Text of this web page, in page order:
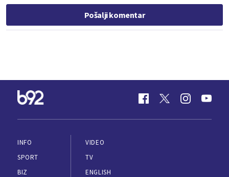
Pošalji komentar
INFO
SPORT
BIZ
VIDEO
TV
ENGLISH